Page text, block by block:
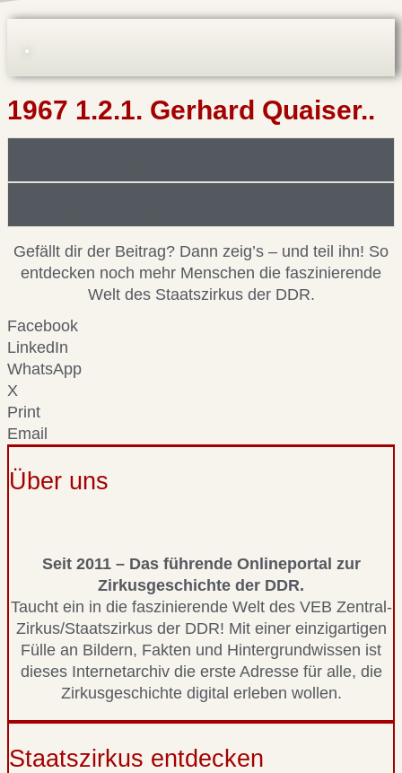
1967 1.2.1. Gerhard Quaiser..
Gefällt dir der Beitrag? Dann zeig’s – und teil ihn! So
entdecken noch mehr Menschen die faszinierende
Welt des Staatszirkus der DDR.
Facebook
LinkedIn
WhatsApp
X
Print
Email
Über uns
Seit 2011 – Das führende Onlineportal zur
Zirkusgeschichte der DDR.
Taucht ein in die faszinierende Welt des VEB Zentral-
Zirkus/Staatszirkus der DDR! Mit einer einzigartigen
Fülle an Bildern, Fakten und Hintergrundwissen ist
dieses Internetarchiv die erste Adresse für alle, die
Zirkusgeschichte digital erleben wollen.
Staatszirkus entdecken